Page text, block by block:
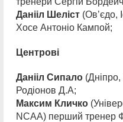
Данііл Шеліст (Ов’єдо,
Хосе Антоніо Кампой;
Центрові
Данііл Сипало
Родіонов Д.А;
Максим Кличко
NCAA) перший тренер